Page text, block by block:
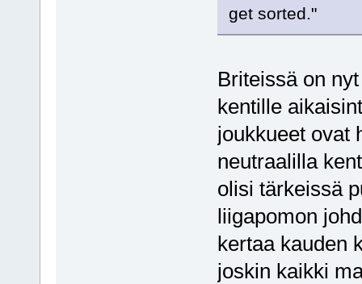
get sorted."
Briteissä on
kentille
joukkueet ovat
neutraalilla
olisi tärkeissä
liigapomon
kertaa kauden
joskin kaikki